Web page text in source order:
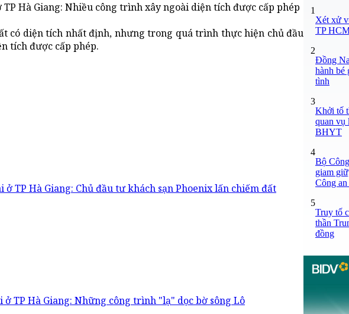
Hà Giang: Nhiều công trình xây ngoài diện tích được cấp phép
có diện tích nhất định, nhưng trong quá trình thực hiện chủ đầu
tích được cấp phép.
ở TP Hà Giang: Chủ đầu tư khách sạn Phoenix lấn chiếm đất
ở TP Hà Giang: Những công trình "lạ" dọc bờ sông Lô
1
Xét xử
TP
2
Đồng
hành bé
tình
3
Khởi tố
quan vụ
BHYT
4
Bộ
giam
Công
5
Truy tố
thần
đồng